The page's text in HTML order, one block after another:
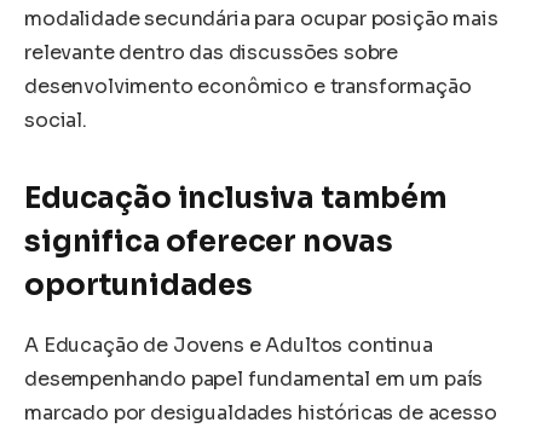
modalidade secundária para ocupar posição mais
relevante dentro das discussões sobre
desenvolvimento econômico e transformação
social.
Educação inclusiva também
significa oferecer novas
oportunidades
A Educação de Jovens e Adultos continua
desempenhando papel fundamental em um país
marcado por desigualdades históricas de acesso